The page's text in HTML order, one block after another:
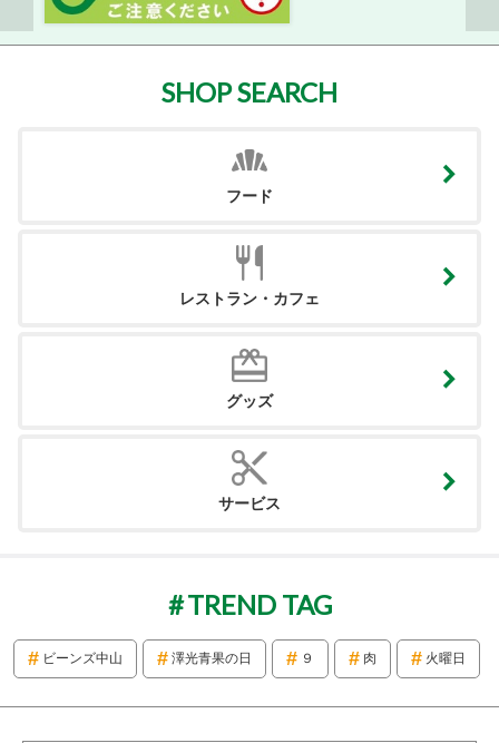
SHOP SEARCH
フード
レストラン・カフェ
グッズ
サービス
TREND TAG
ビーンズ中山 澤光青果の日 ９ 肉 火曜日